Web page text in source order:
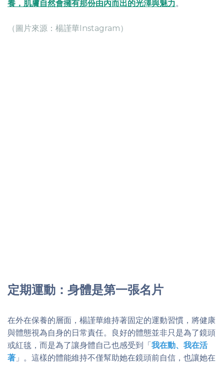
養，肌膚自然會擁有那份由內而出的光澤與魅力。
（圖片來源：楊謹華Instagram）
定期運動：身體是第一張名片
在外在保養的層面，楊謹華維持著固定的運動習慣，將健康
與體態視為自身的日常責任。良好的體態並非只是為了鏡頭
或紅毯，而是為了讓身體自己也感受到「 我在動、我在活
著 」。這樣的體能維持不僅幫助她在鏡頭前自信，也讓她在